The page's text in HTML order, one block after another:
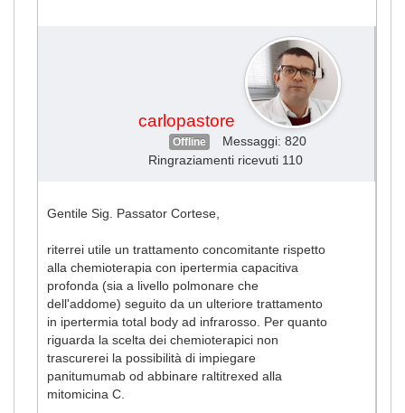
carlopastore
Offline
Messaggi: 820
Ringraziamenti ricevuti 110
Gentile Sig. Passator Cortese,
riterrei utile un trattamento concomitante rispetto
alla chemioterapia con ipertermia capacitiva
profonda (sia a livello polmonare che
dell'addome) seguito da un ulteriore trattamento
in ipertermia total body ad infrarosso. Per quanto
riguarda la scelta dei chemioterapici non
trascurerei la possibilità di impiegare
panitumumab od abbinare raltitrexed alla
mitomicina C.